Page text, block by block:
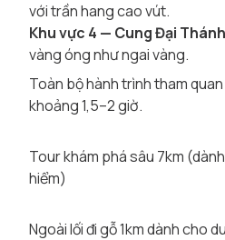
với trần hang cao vút.
Khu vực 4 — Cung Đại
vàng óng như ngai vàng.
Toàn bộ hành trình tham
khoảng 1,5–2 giờ.
Tour khám phá sâu 7km
hiểm)
Ngoài lối đi gỗ 1km dành cho